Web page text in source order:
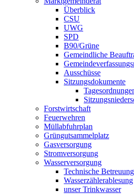
Überblick
CSU
UWG
SPD
B90/Grüne
Gemeindliche
Ausschüsse
Sitzungsdokumente
Forstwirtschaft
Feuerwehren
Müllabfuhrplan
Grüngutsammelplatz
Gasversorgung
Stromversorgung
Wasserversorgung
Technische Betreuung
Wasserzählerablesung
unser Trinkwasser